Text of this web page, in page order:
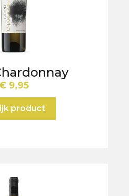
9,95
product